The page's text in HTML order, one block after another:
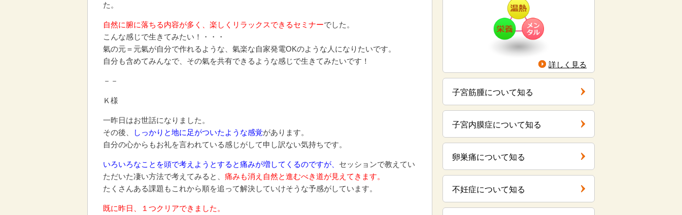
た。
自然に腑に落ちる内容が多く、楽しくリラックスできるセミナーでした。
こんな感じで生きてみたい！・・・
氣の元＝元氣が自分で作れるような、氣楽な自家発電OKのような人になりたいです。
自分も含めてみんなで、その氣を共有できるような感じで生きてみたいです！
－－
Ｋ様
一昨日はお世話になりました。
その後、
しっかりと地に足がついたような感覚があります。
自分の心からもお礼を言われている感じがして申し訳ない気持ちです。
いろいろなことを頭で考えようとすると痛みが増してくるのですが、 セッションで教えてい
ただいた凄い方法で考えてみると、 痛みも消え自然と進むべき道が見えてきます。
たくさんある課題もこれから順を追って解決していけそうな予感がしています。
既に昨日、１つクリアできました。
詳しく見る
子宮筋腫について知る
子宮内膜症について知る
卵巣痛について知る
不妊症について知る